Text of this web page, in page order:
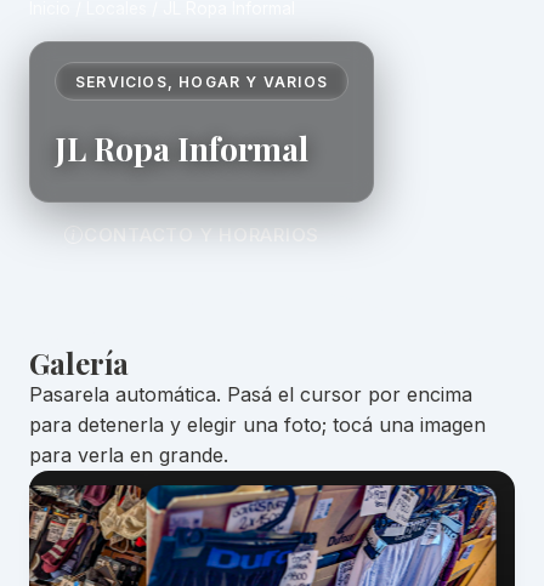
SERVICIOS, HOGAR Y VARIOS
JL Ropa Informal
CONTACTO Y HORARIOS
Galería
Pasarela automática. Pasá el cursor por encima
para detenerla y elegir una foto; tocá una imagen
para verla en grande.